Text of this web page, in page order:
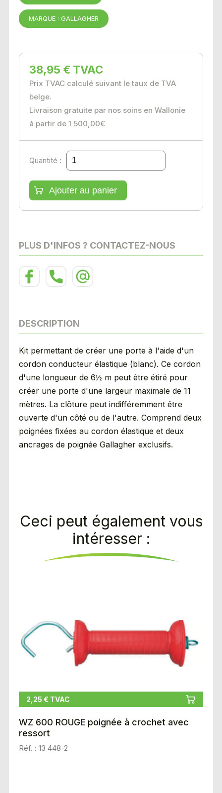
MARQUE : GALLAGHER
38,95 € TVAC
Prix TVAC calculé suivant le taux de TVA
belge.
Livraison gratuite par nos soins en Wallonie
à partir de 1 500,00€
Quantité :
PLUS D'INFOS ? CONTACTEZ-NOUS
DESCRIPTION
Kit permettant de créer une porte à l'aide d'un
cordon conducteur élastique (blanc). Ce cordon
d'une longueur de 6½ m peut être étiré pour
créer une porte d'une largeur maximale de 11
mètres. La clôture peut indifféremment être
ouverte d'un côté ou de l'autre. Comprend deux
poignées fixées au cordon élastique et deux
ancrages de poignée Gallagher exclusifs.
Ceci peut également vous
intéresser :
2,25 € TVAC
WZ 600 ROUGE poignée à crochet avec
ressort
Réf. : 13 448-2